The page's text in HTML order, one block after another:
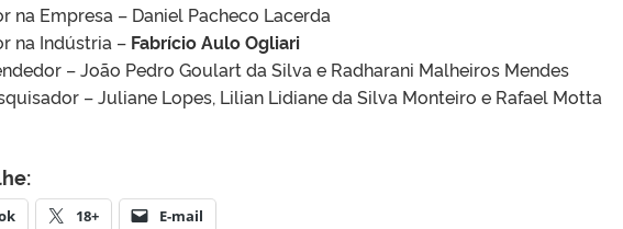
na Empresa – Daniel Pacheco Lacerda
na Indústria – Fabrício Aulo Ogliari
– João Pedro Goulart da Silva e Radharani Malheiros Mendes
– Juliane Lopes, Lilian Lidiane da Silva Monteiro e Rafael Motta
18+ E-mail